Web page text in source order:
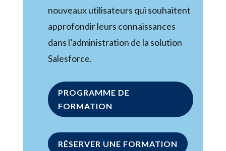
nouveaux utilisateurs qui souhaitent
approfondir leurs connaissances
dans l’administration de la solution
Salesforce.
PROGRAMME DE
FORMATION
RÉSERVER UNE FORMATION